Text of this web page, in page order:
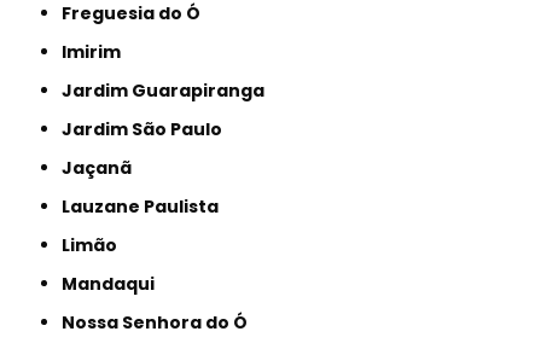
Freguesia do Ó
Imirim
Jardim Guarapiranga
Jardim São Paulo
Jaçanã
Lauzane Paulista
Limão
Mandaqui
Nossa Senhora do Ó